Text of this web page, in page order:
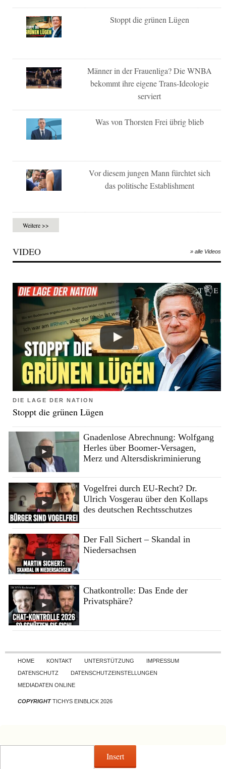
Stoppt die grünen Lügen
Männer in der Frauenliga? Die WNBA
bekommt ihre eigene Trans-Ideologie
serviert
Was von Thorsten Frei übrig blieb
Vor diesem jungen Mann fürchtet sich
das politische Establishment
Weitere >>
VIDEO » alle Videos
DIE LAGE DER NATION
Stoppt die grünen Lügen
Gnadenlose Abrechnung: Wolfgang
Herles über Boomer-Versagen,
Merz und Altersdiskriminierung
Vogelfrei durch EU-Recht? Dr.
Ulrich Vosgerau über den Kollaps
des deutschen Rechtsschutzes
Der Fall Sichert – Skandal in
Niedersachsen
Chatkontrolle: Das Ende der
Privatsphäre?
Skip to content
HOME KONTAKT UNTERSTÜTZUNG
IMPRESSUM
DATENSCHUTZ
DATENSCHUTZEINSTELLUNGEN
MEDIADATEN ONLINE
COPYRIGHTTICHYS EINBLICK 2026
Insert